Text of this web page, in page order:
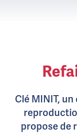
Clé MINIT,
propose de